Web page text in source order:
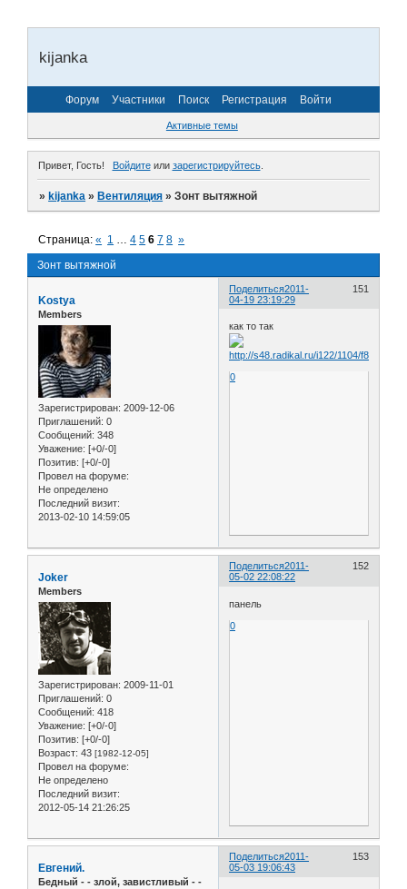
kijanka
Форум Участники Поиск Регистрация Войти
Активные темы
Привет, Гость! Войдитеили зарегистрируйтесь.
»kijanka »Вентиляция »Зонт вытяжной
Зонт вытяжной
Страница:« 1 … 4 5 6 7 8 »
Поделиться 151
2011-
04-19 23:19:29
Kostya
Members
Зарегистрирован: 2009-12-06
Приглашений: 0
Сообщений: 348
Уважение: [+0/-0]
Позитив: [+0/-0]
Провел на форуме:
Не определено
Последний визит:
2013-02-10 14:59:05
как то так
0
Поделиться 152
2011-
05-02 22:08:22
Joker
Members
Зарегистрирован: 2009-11-01
Приглашений: 0
Сообщений: 418
Уважение: [+0/-0]
Позитив: [+0/-0]
Возраст: 43 [1982-12-05]
Провел на форуме:
Не определено
Последний визит:
2012-05-14 21:26:25
панель
0
Поделиться 153
2011-
05-03 19:06:43
Евгений.
Бедный - - злой, завистливый - -